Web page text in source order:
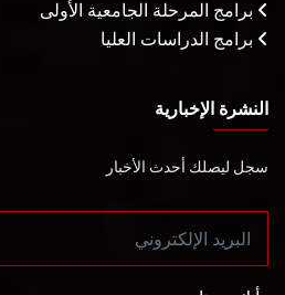
برامج المرحلة الجامعية الأولى
برامج الدراسات العليا
النشرة الإخبارية
سجل ليصلك أحدث الأخبار